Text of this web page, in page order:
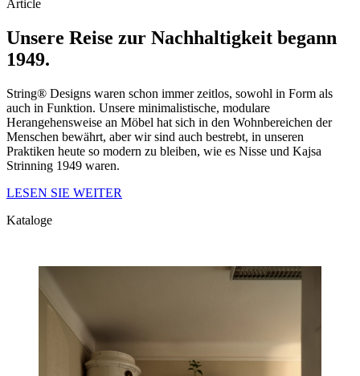
Article
Unsere Reise zur Nachhaltigkeit begann
1949.
String® Designs waren schon immer zeitlos, sowohl in Form als
auch in Funktion. Unsere minimalistische, modulare
Herangehensweise an Möbel hat sich in den Wohnbereichen der
Menschen bewährt, aber wir sind auch bestrebt, in unseren
Praktiken heute so modern zu bleiben, wie es Nisse und Kajsa
Strinning 1949 waren.
LESEN SIE WEITER
Kataloge